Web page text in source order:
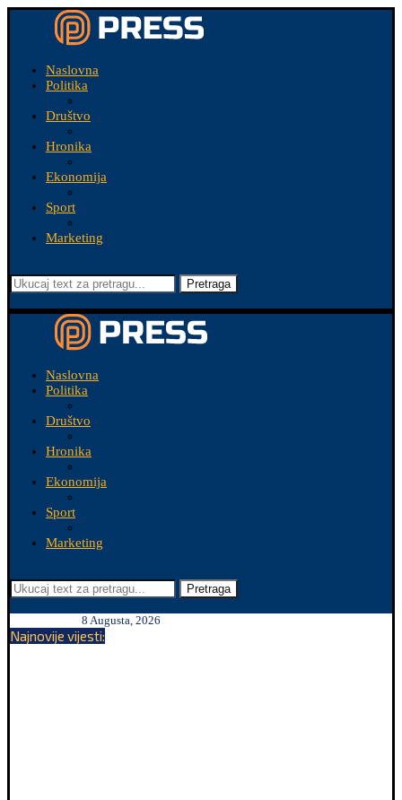
Naslovna
Politika
Društvo
Hronika
Ekonomija
Sport
Marketing
Pretraga
Naslovna
Politika
Društvo
Hronika
Ekonomija
Sport
Marketing
Pretraga
8 Augusta, 2026
Najnovije vijesti: